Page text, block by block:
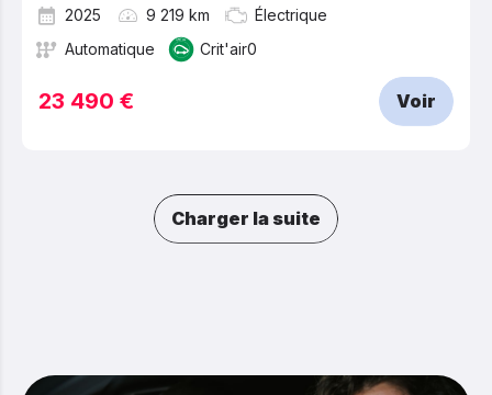
2025 9 219 km
Électrique
Automatique
Crit'air0
23 490 € Voir
Charger la suite